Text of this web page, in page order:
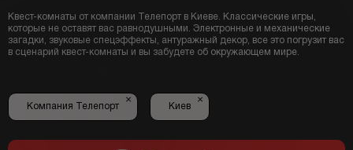
Квест-комнаты от компании Телепорт в Киеве. Классические игры,
которые не оставят вас равнодушными. Электронные и механические
загадки, звуковые спецэффекты, антуражный декор, все это погрузит вас
в сценарий квест-комнаты и вы забудете об окружающем мире.
Компания Телепорт
×
Киев
×